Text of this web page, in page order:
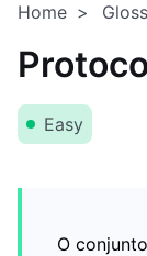
Home
Easy
O